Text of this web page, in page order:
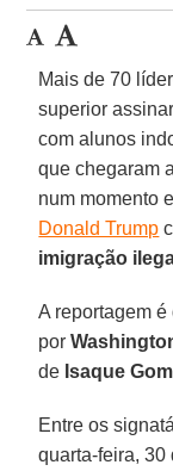
Mais de 70
superior
com alunos
que chegaram
num momento
Donald Trump
imigração
A reportagem é
por
de Isaque
Entre os
quarta-feira, 30